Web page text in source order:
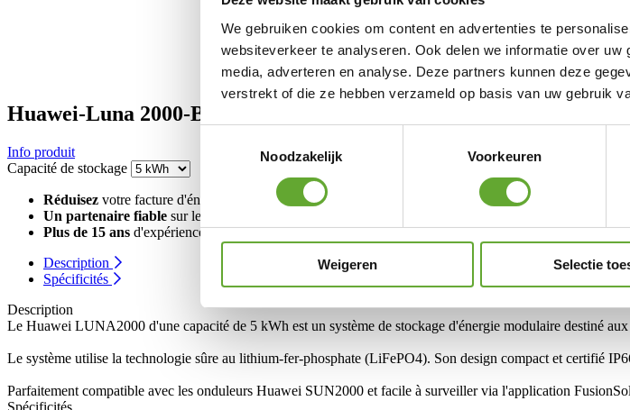
We gebruiken cookies om content en advertenties te
websiteverkeer te analyseren. Ook delen we informatie over
media, adverteren en analyse. Deze partners kunnen deze
verstrekt of die ze hebben verzameld op basis van uw gebruik
Noodzakelijk
Voorkeuren
Weigeren Selectie
Huawei-Luna 2000-Battery-5-S0
Info produit
Capacité de stockage
Réduisez votre facture d'énergie
Un partenaire fiable sur le long terme
Plus de 15 ans d'expérience et de savoir-faire
Description
Spécificités
Description
Le Huawei LUNA2000 d'une capacité de 5 kWh est un système de stockage d'énergie modulaire destiné
Le système utilise la technologie sûre au lithium-fer-phosphate (LiFePO4). Son design compact et certifié
Parfaitement compatible avec les onduleurs Huawei SUN2000 et facile à surveiller via l'application
Spécificités